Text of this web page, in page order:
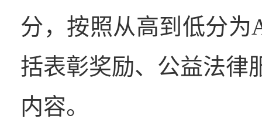
分，按照从高到低分
括表彰奖励、公益法律
内容。